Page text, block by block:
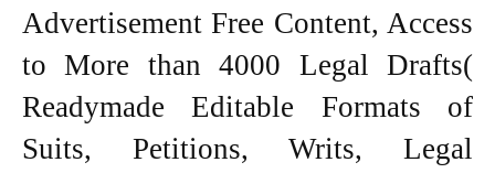
Advertisement Free Content, Access
to More than 4000 Legal Drafts(
Readymade Editable Formats of
Suits, Petitions, Writs, Legal